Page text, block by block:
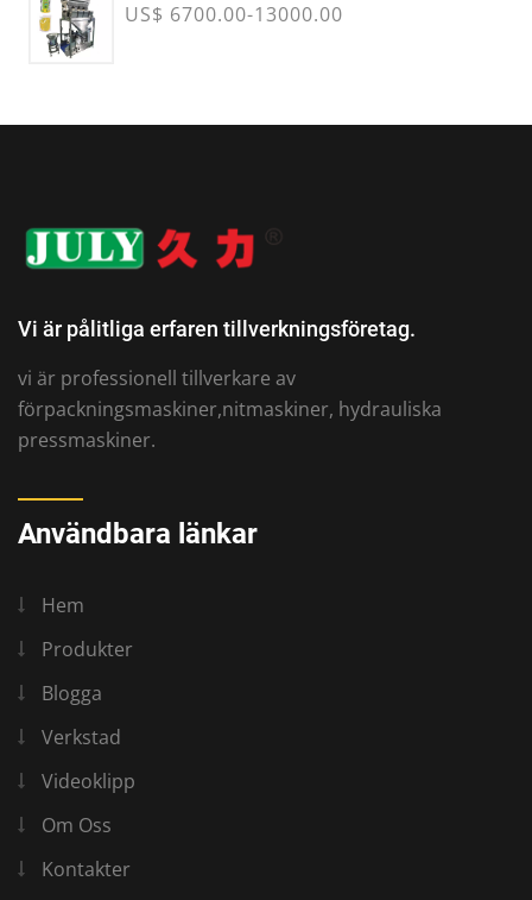
US$ 6700.00-13000.00
Vi är pålitliga erfaren tillverkningsföretag.
vi är professionell tillverkare av
förpackningsmaskiner,nitmaskiner, hydrauliska
pressmaskiner.
Användbara länkar
Hem
Produkter
Blogga
Verkstad
Videoklipp
Om Oss
Kontakter